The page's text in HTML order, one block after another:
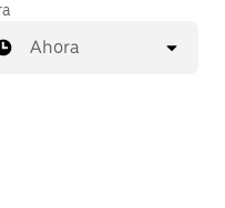
Ahora